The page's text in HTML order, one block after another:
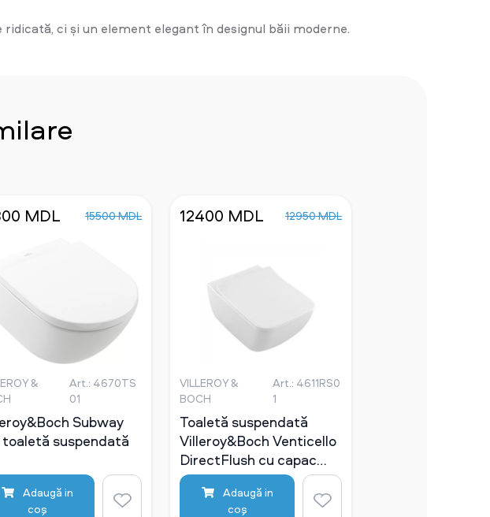
ci și un element elegant în designul băii moderne.
MDL 15500 MDL
&
Art.: 4670TS
01
Subway
toaletă suspendată
Adaugă in
coş
12400 MDL 12950 MDL
VILLEROY &
BOCH
Art.: 4611RS0
1
Toaletă suspendată
Villeroy&Boch Venticello
DirectFlush cu capac
SlimSeat
Adaugă in
coş